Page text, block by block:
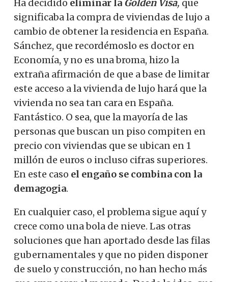
Ha decidido eliminar la Golden Visa, que
significaba la compra de viviendas de lujo a
cambio de obtener la residencia en España.
Sánchez, que recordémoslo es doctor en
Economía, y no es una broma, hizo la
extraña afirmación de que a base de limitar
este acceso a la vivienda de lujo hará que la
vivienda no sea tan cara en España.
Fantástico. O sea, que la mayoría de las
personas que buscan un piso compiten en
precio con viviendas que se ubican en 1
millón de euros o incluso cifras superiores.
En este caso el engaño se combina con la
demagogia.
En cualquier caso, el problema sigue aquí y
crece como una bola de nieve. Las otras
soluciones que han aportado desde las filas
gubernamentales y que no piden disponer
de suelo y construcción, no han hecho más